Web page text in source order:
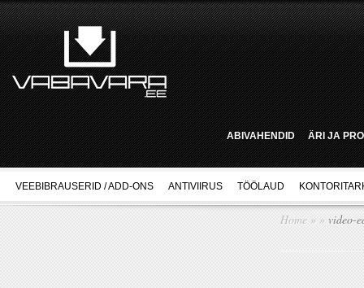
ABIVAHENDID ÄRI JA
VEEBIBRAUSERID / ADD-ONS ANTIVIIRUS TÖÖLAUD
Home » » video-